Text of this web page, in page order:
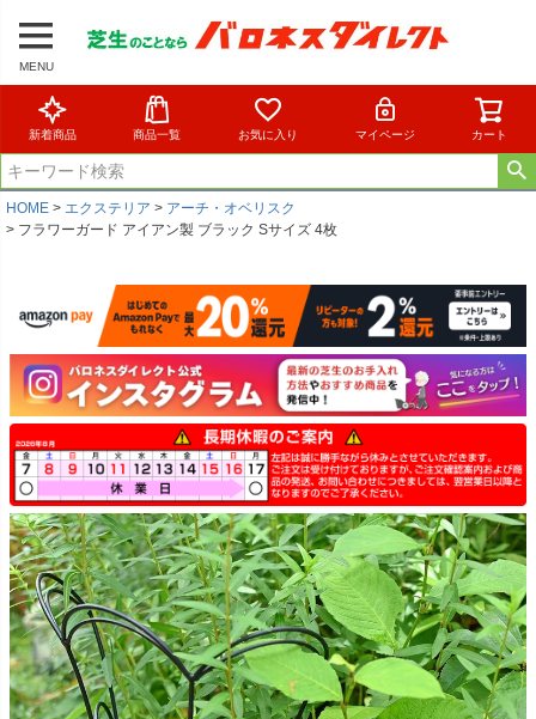
MENU
新着商品 商品一覧 お気に入り マイページ カート
HOME エクステリア
アーチ・オベリスク
フラワーガード アイアン製 ブラック Sサイズ 4枚